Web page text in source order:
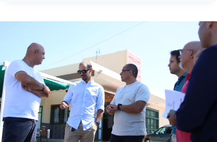
REFUERZA
CEMENTERIO
MUNICIPAL
CON
INSTALACIÓN
DE
UN
SISTEMA